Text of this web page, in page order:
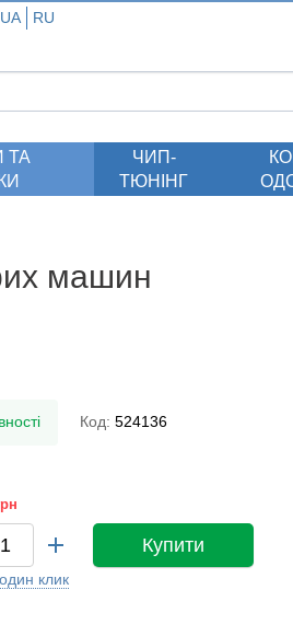
RU
UA
ТА
ЧИП-
ТЮНІНГ
машин
Код: 524136
Купити
клик